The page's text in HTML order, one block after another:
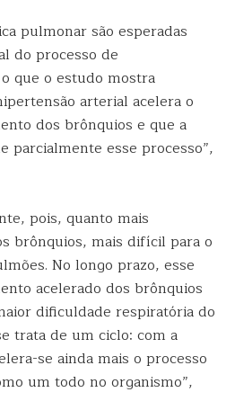
pulmonar são esperadas
do processo de
que o estudo mostra
arterial acelera o
dos brônquios e que a
parcialmente esse processo”,
pois, quanto mais
brônquios, mais difícil para o
No longo prazo, esse
acelerado dos brônquios
dificuldade respiratória do
trata de um ciclo: com a
se ainda mais o processo
um todo no organismo”,